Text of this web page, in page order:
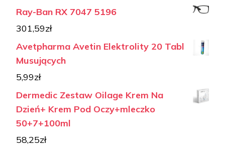
Ray-Ban RX 7047 5196
301,59zł
Avetpharma Avetin Elektrolity 20 Tabl
Musujących
5,99zł
Dermedic Zestaw Oilage Krem Na
Dzień+ Krem Pod Oczy+mleczko
50+7+100ml
58,25zł